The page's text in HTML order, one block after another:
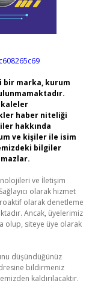
bir marka, kurum
haber niteliği
hakkında
ve kişiler ile isim
bilgiler
ve İletişim
olarak hizmet
olarak denetleme
Ancak, üyelerimiz
olup, siteye üye olarak
düşündüğünüz
bildirmeniz
kaldırılacaktır.